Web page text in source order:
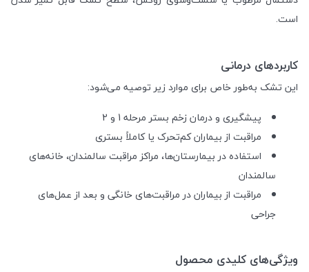
است.
کاربردهای درمانی
این تشک به‌طور خاص برای موارد زیر توصیه می‌شود:
پیشگیری و درمان زخم بستر مرحله 1 و 2
مراقبت از بیماران کم‌تحرک یا کاملاً بستری
استفاده در بیمارستان‌ها، مراکز مراقبت سالمندان، خانه‌های
سالمندان
مراقبت از بیماران در مراقبت‌های خانگی و بعد از عمل‌های
جراحی
ویژگی‌های کلیدی محصول